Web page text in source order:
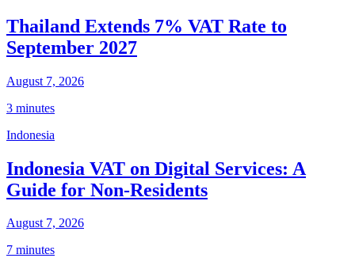
Thailand Extends 7% VAT Rate to
September 2027
August 7, 2026
3 minutes
Indonesia
Indonesia VAT on Digital Services: A
Guide for Non-Residents
August 7, 2026
7 minutes